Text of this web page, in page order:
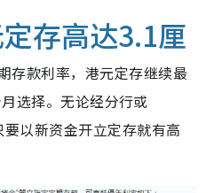
存高达3.1厘
存款利率，港元定存继续最
选择。无论经分行或
以新资金开立定存就有高